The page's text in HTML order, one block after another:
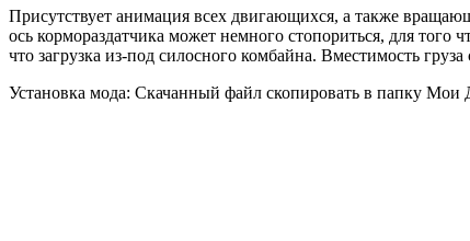
Присутствует анимация всех двигающихся, а также
ось кормораздатчика может немного стопориться, для
что загрузка из-под силосного комбайна. Вместимость
Установка мода: Скачанный файл скопировать в папку